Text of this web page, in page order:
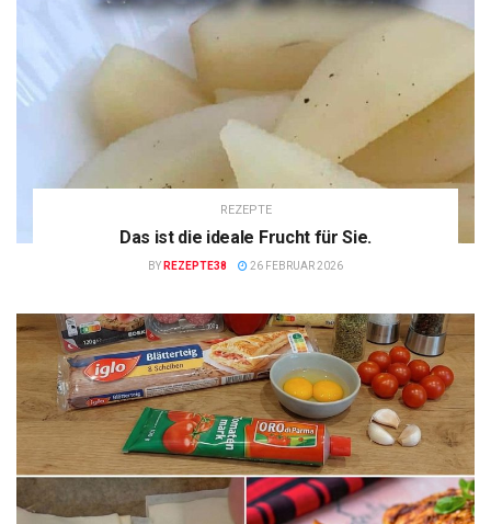
REZEPTE
Das ist die ideale Frucht für Sie.
BY REZEPTE38 26 FEBRUAR 2026